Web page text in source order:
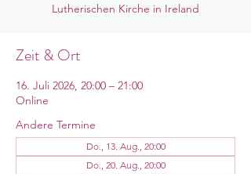
Lutherischen Kirche in Ireland
Zeit & Ort
16. Juli 2026, 20:00 – 21:00
Online
Andere Termine
Do., 13. Aug., 20:00
Do., 20. Aug., 20:00